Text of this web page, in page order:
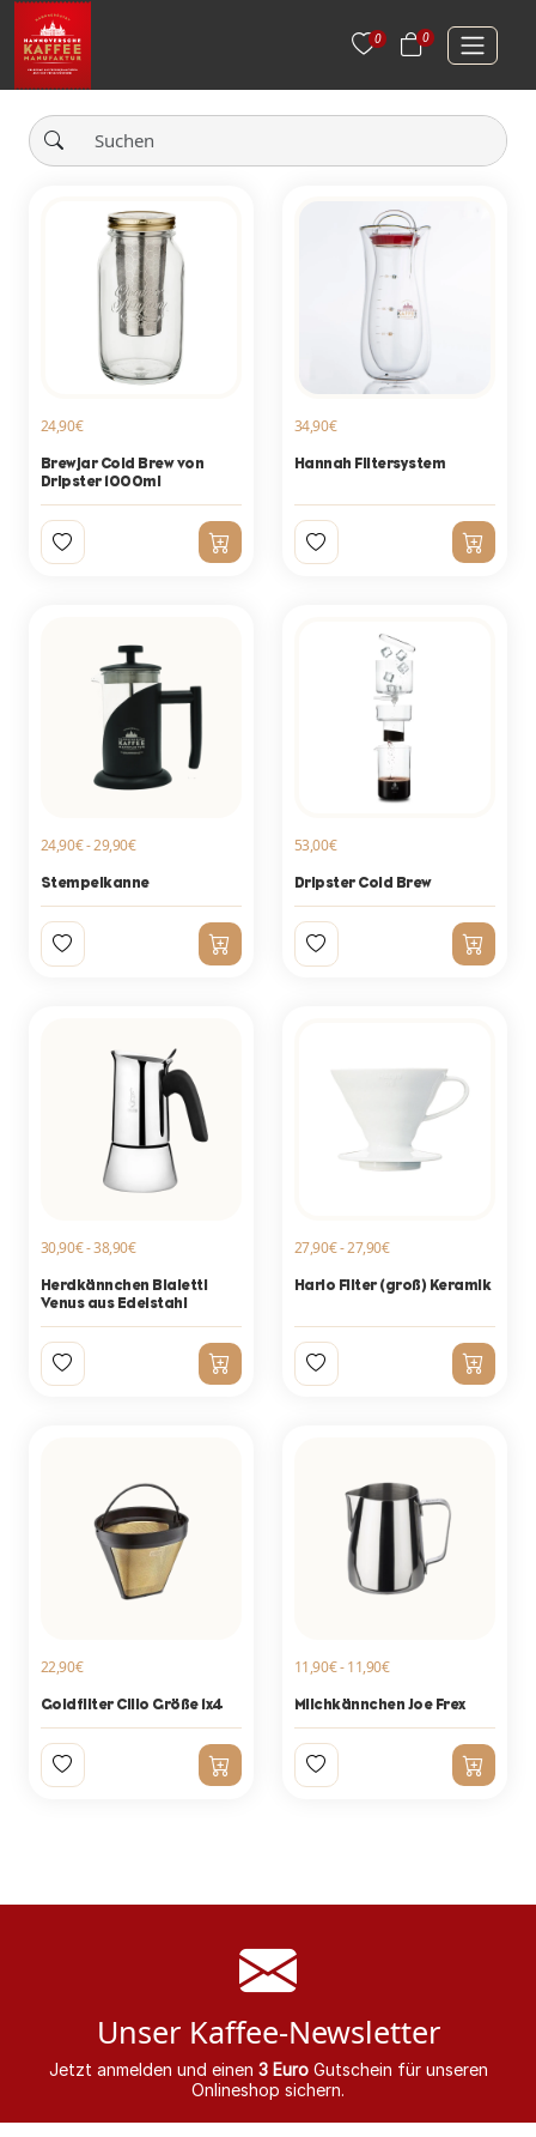
0 0
24,90€
Brewjar Cold Brew von
Dripster 1000ml
34,90€
Hannah Filtersystem
24,90€ - 29,90€
Stempelkanne
53,00€
Dripster Cold Brew
30,90€ - 38,90€
Herdkännchen Bialetti
Venus aus Edelstahl
27,90€ - 27,90€
Hario Filter (groß) Keramik
22,90€
Goldfilter Cilio Größe 1x4
11,90€ - 11,90€
Milchkännchen Joe Frex
Unser Kaffee-Newsletter
Jetzt anmelden und einen 3 EuroGutschein für unseren
Onlineshop sichern.